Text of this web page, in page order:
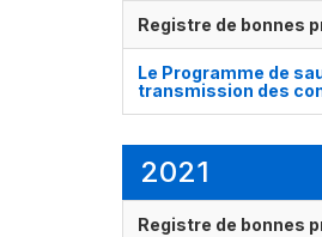
Registre de bonnes
Le Programme de
transmission des
2021
Registre de bonnes